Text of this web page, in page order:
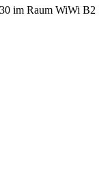
im Raum WiWi B2